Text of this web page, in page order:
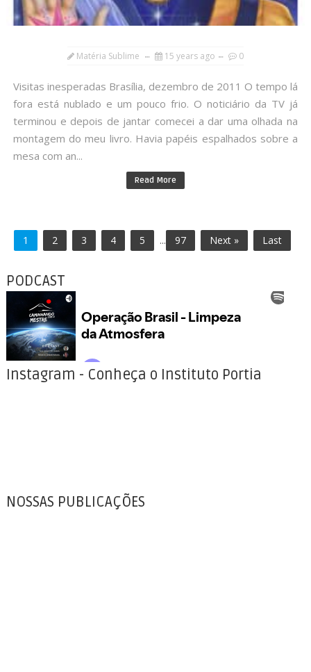
Matéria Sublime 15 years ago 0
Visitas inesperadas Brasília, dezembro de 2011 O tempo lá
fora está nublado e um pouco frio. O noticiário da TV já
terminou e depois de jantar comecei a dar uma olhada na
montagem do meu livro. Havia papéis espalhados sobre a
mesa com an...
Read More
1 2 3 4 5 ... 97 Next » Last
PODCAST
Instagram - Conheça o Instituto Portia
NOSSAS PUBLICAÇÕES